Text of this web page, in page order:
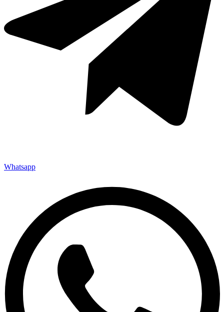
Whatsapp